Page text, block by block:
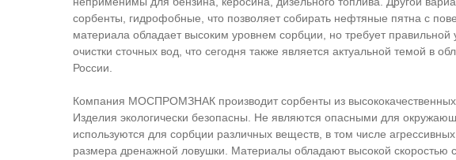
сорбенты, гидрофобные, что позволяет собирать нефтяные пятна с
материала обладает высоким уровнем сорбции, но требует
очистки сточных вод, что сегодня также является актуальной темой в
России.
Компания МОСПРОМЗНАК производит сорбенты из высококачественных
Изделия экологически безопасны. Не являются опасными для
используются для сорбции различных веществ, в том числе
размера дренажной ловушки. Материалы обладают высокой скоростью